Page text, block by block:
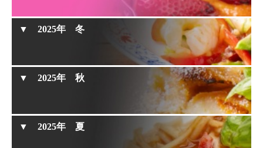
シンプルで本格的『海老とアスパラの香味炒め』
2025年 冬
※ 2025年冬は動画をお休みさせていただきました。
2025年 秋
一気におかず5品『ワンパン蒸し料理5種』
2025年 夏